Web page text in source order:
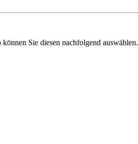
Sie diesen nachfolgend auswählen.